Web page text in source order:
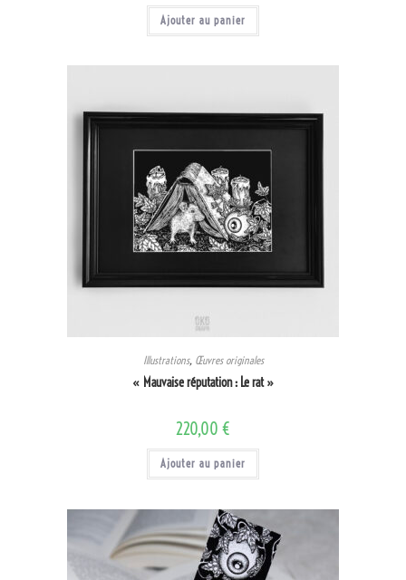
Ajouter au panier
Illustrations, Œuvres originales
« Mauvaise réputation : Le rat »
220,00 €
Ajouter au panier